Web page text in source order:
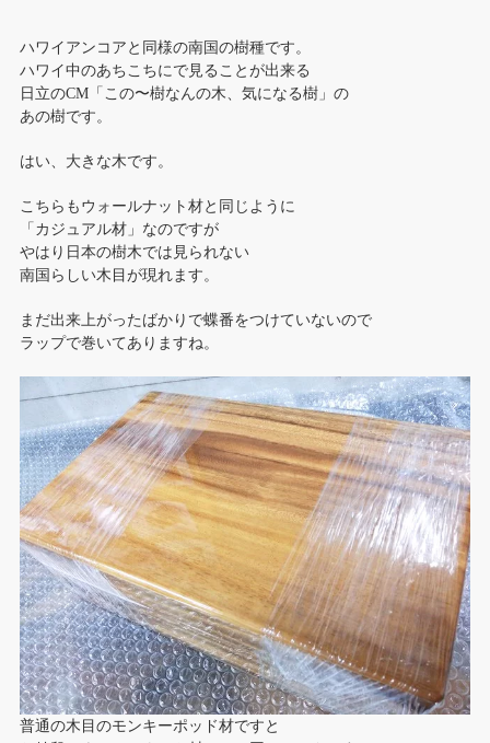
ハワイアンコアと同様の南国の樹種です。
ハワイ中のあちこちにで見ることが出来る
日立のCM「この〜樹なんの木、気になる樹」の
あの樹です。
はい、大きな木です。
こちらもウォールナット材と同じように
「カジュアル材」なのですが
やはり日本の樹木では見られない
南国らしい木目が現れます。
まだ出来上がったばかりで蝶番をつけていないので
ラップで巻いてありますね。
普通の木目のモンキーポッド材ですと